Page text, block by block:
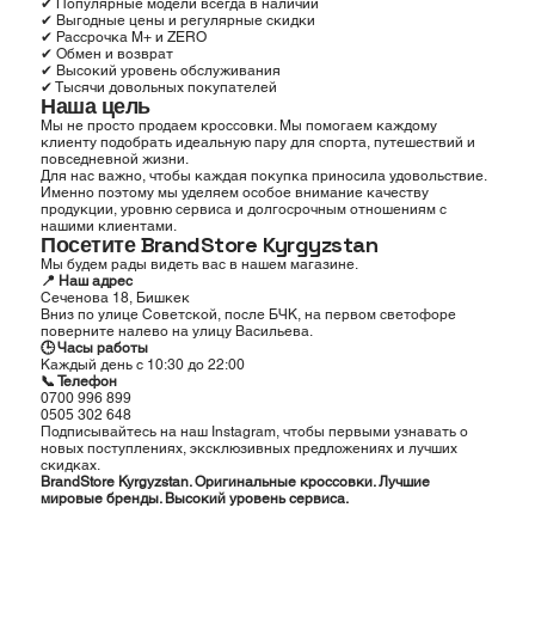
✔ Выгодные цены и регулярные скидки
✔ Рассрочка M+ и ZERO
✔ Обмен и возврат
✔ Высокий уровень обслуживания
✔ Тысячи довольных покупателей
Наша цель
Мы не просто продаем кроссовки. Мы помогаем каждому
клиенту подобрать идеальную пару для спорта, путешествий и
повседневной жизни.
Для нас важно, чтобы каждая покупка приносила удовольствие.
Именно поэтому мы уделяем особое внимание качеству
продукции, уровню сервиса и долгосрочным отношениям с
нашими клиентами.
Посетите BrandStore Kyrgyzstan
Мы будем рады видеть вас в нашем магазине.
📍 Наш адрес
Сеченова 18, Бишкек
Вниз по улице Советской, после БЧК, на первом светофоре
поверните налево на улицу Васильева.
🕒 Часы работы
Каждый день с 10:30 до 22:00
📞 Телефон
0700 996 899
0505 302 648
Подписывайтесь на наш Instagram, чтобы первыми узнавать о
новых поступлениях, эксклюзивных предложениях и лучших
скидках.
BrandStore Kyrgyzstan. Оригинальные кроссовки. Лучшие
мировые бренды. Высокий уровень сервиса.